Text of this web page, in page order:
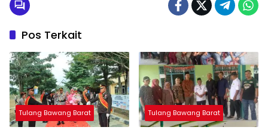
Pos Terkait
Tulang Bawang Barat Tulang Bawang Barat